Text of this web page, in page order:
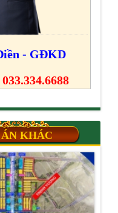
- GĐKD
KHÁC